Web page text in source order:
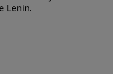
Lenin.